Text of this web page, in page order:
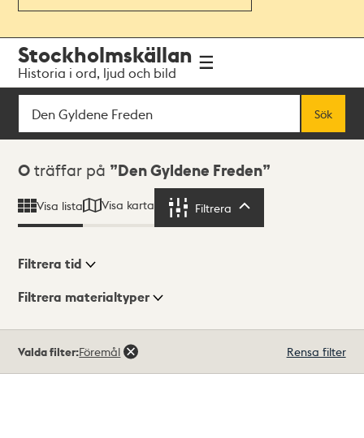
navigationen
huvudinnehållet
Stockholmskällan
Historia i ord, ljud och bild
Sök
Sök
Sökresultat
0 träffar på Den Gyldene Freden
Visa lista Visa karta Filtrera
Visningsläge
Filtrera tid
Filtrera materialtyper
träffar
Valda filter:Föremål Rensa filter